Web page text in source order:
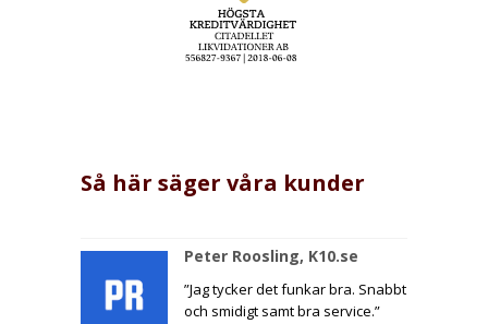
Så här säger våra kunder
Peter Roosling, K10.se
”Jag tycker det funkar bra. Snabbt
och smidigt samt bra service.”